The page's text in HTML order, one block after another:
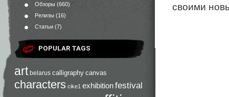
Обзоры (660)
Релизы (16)
Статьи (7)
POPULAR TAGS
art belarus calligraphy canvas
characters cike1 exhibitionfestival
своими